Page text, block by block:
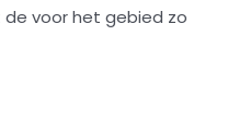
voor het gebied zo